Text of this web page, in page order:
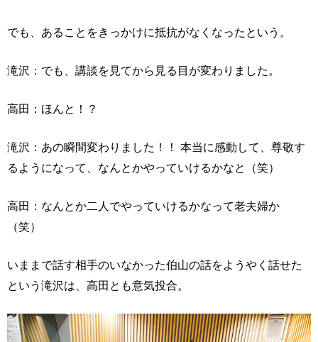
でも、あることをきっかけに抵抗がなくなったという。
滝沢：でも、講談を見てから見る目が変わりました。
高田：ほんと！？
滝沢：あの瞬間変わりました！！ 本当に感動して、尊敬す
るようになって、なんとかやっていけるかなと（笑）
高田：なんとか二人でやっていけるかなって老夫婦か
（笑）
いままで話す相手のいなかった伯山の話をようやく話せた
という滝沢は、高田とも意気投合。